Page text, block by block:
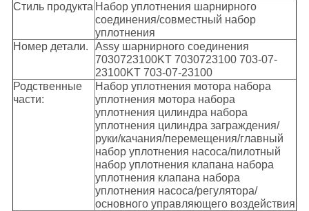
Стиль продукта Набор уплотнения шарнирного
соединения/совместный набор
уплотнения
Номер детали.
Assy шарнирного соединения
7030723100KT 7030723100 703-07-
23100KT 703-07-23100
Родственные
части:
Набор уплотнения мотора набора
уплотнения мотора набора
уплотнения цилиндра набора
уплотнения цилиндра заграждения/
руки/качания/перемещения/главный
набор уплотнения насоса/пилотный
набор уплотнения клапана набора
уплотнения клапана набора
уплотнения насоса/регулятора/
основного управляющего воздействия